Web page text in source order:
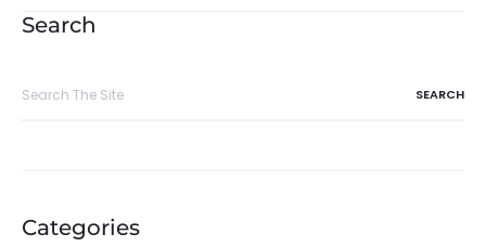
entradas
Search
Categories